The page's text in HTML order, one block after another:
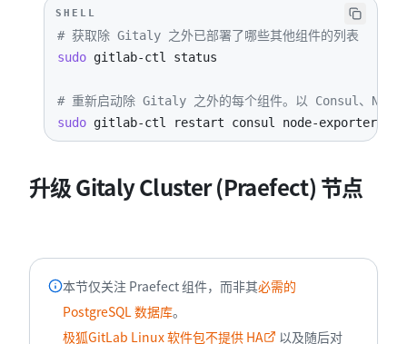
SHELL
# 获取除 Gitaly 之外已部署了哪些其他组件的列表
sudo
# 重新启动除 Gitaly 之外的每个组件。以 Consul、
sudo gitlab-ctl restart consul node-exporter
升级 Gitaly Cluster (Praefect) 节点
本节仅关注 Praefect 组件，而非其必需的
PostgreSQL 数据库。
极狐GitLab Linux 软件包不提供 HA
以及随后对